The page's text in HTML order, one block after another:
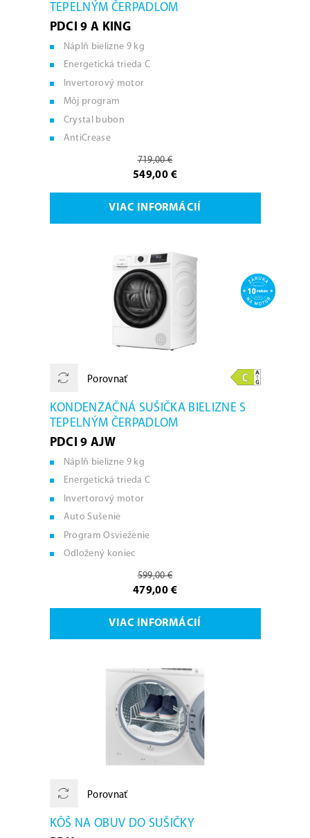
TEPELNÝM ČERPADLOM
PDCI 9 A KING
Náplň bielizne 9 kg
Energetická trieda C
Invertorový motor
Môj program
Crystal bubon
AntiCrease
719,00 €
549,00 €
VIAC INFORMÁCIÍ
Porovnať
KONDENZAČNÁ SUŠIČKA BIELIZNE S
TEPELNÝM ČERPADLOM
PDCI 9 AJW
Náplň bielizne 9 kg
Energetická trieda C
Invertorový motor
Auto Sušenie
Program Osvieženie
Odložený koniec
599,00 €
479,00 €
VIAC INFORMÁCIÍ
Porovnať
KÔŠ NA OBUV DO SUŠIČKY